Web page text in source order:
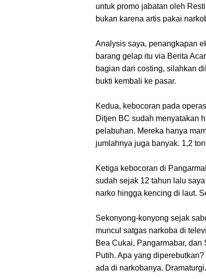
untuk promo jabatan oleh
bukan karena artis pakai
Analysis saya, penangkapan
barang gelap itu via Berita
bagian dari costing, silahkan
bukti kembali ke pasar.
Kedua, kebocoran pada
Ditjen BC sudah menyatakan
pelabuhan. Mereka hanya
jumlahnya juga banyak. 1,2
Ketiga kebocoran di
sudah sejak 12 tahun lalu
narko hingga kencing di laut.
Sekonyong-konyong sejak
muncul satgas narkoba di
Bea Cukai, Pangarmabar,
Putih. Apa yang
ada di narkobanya. Dramaturgi.